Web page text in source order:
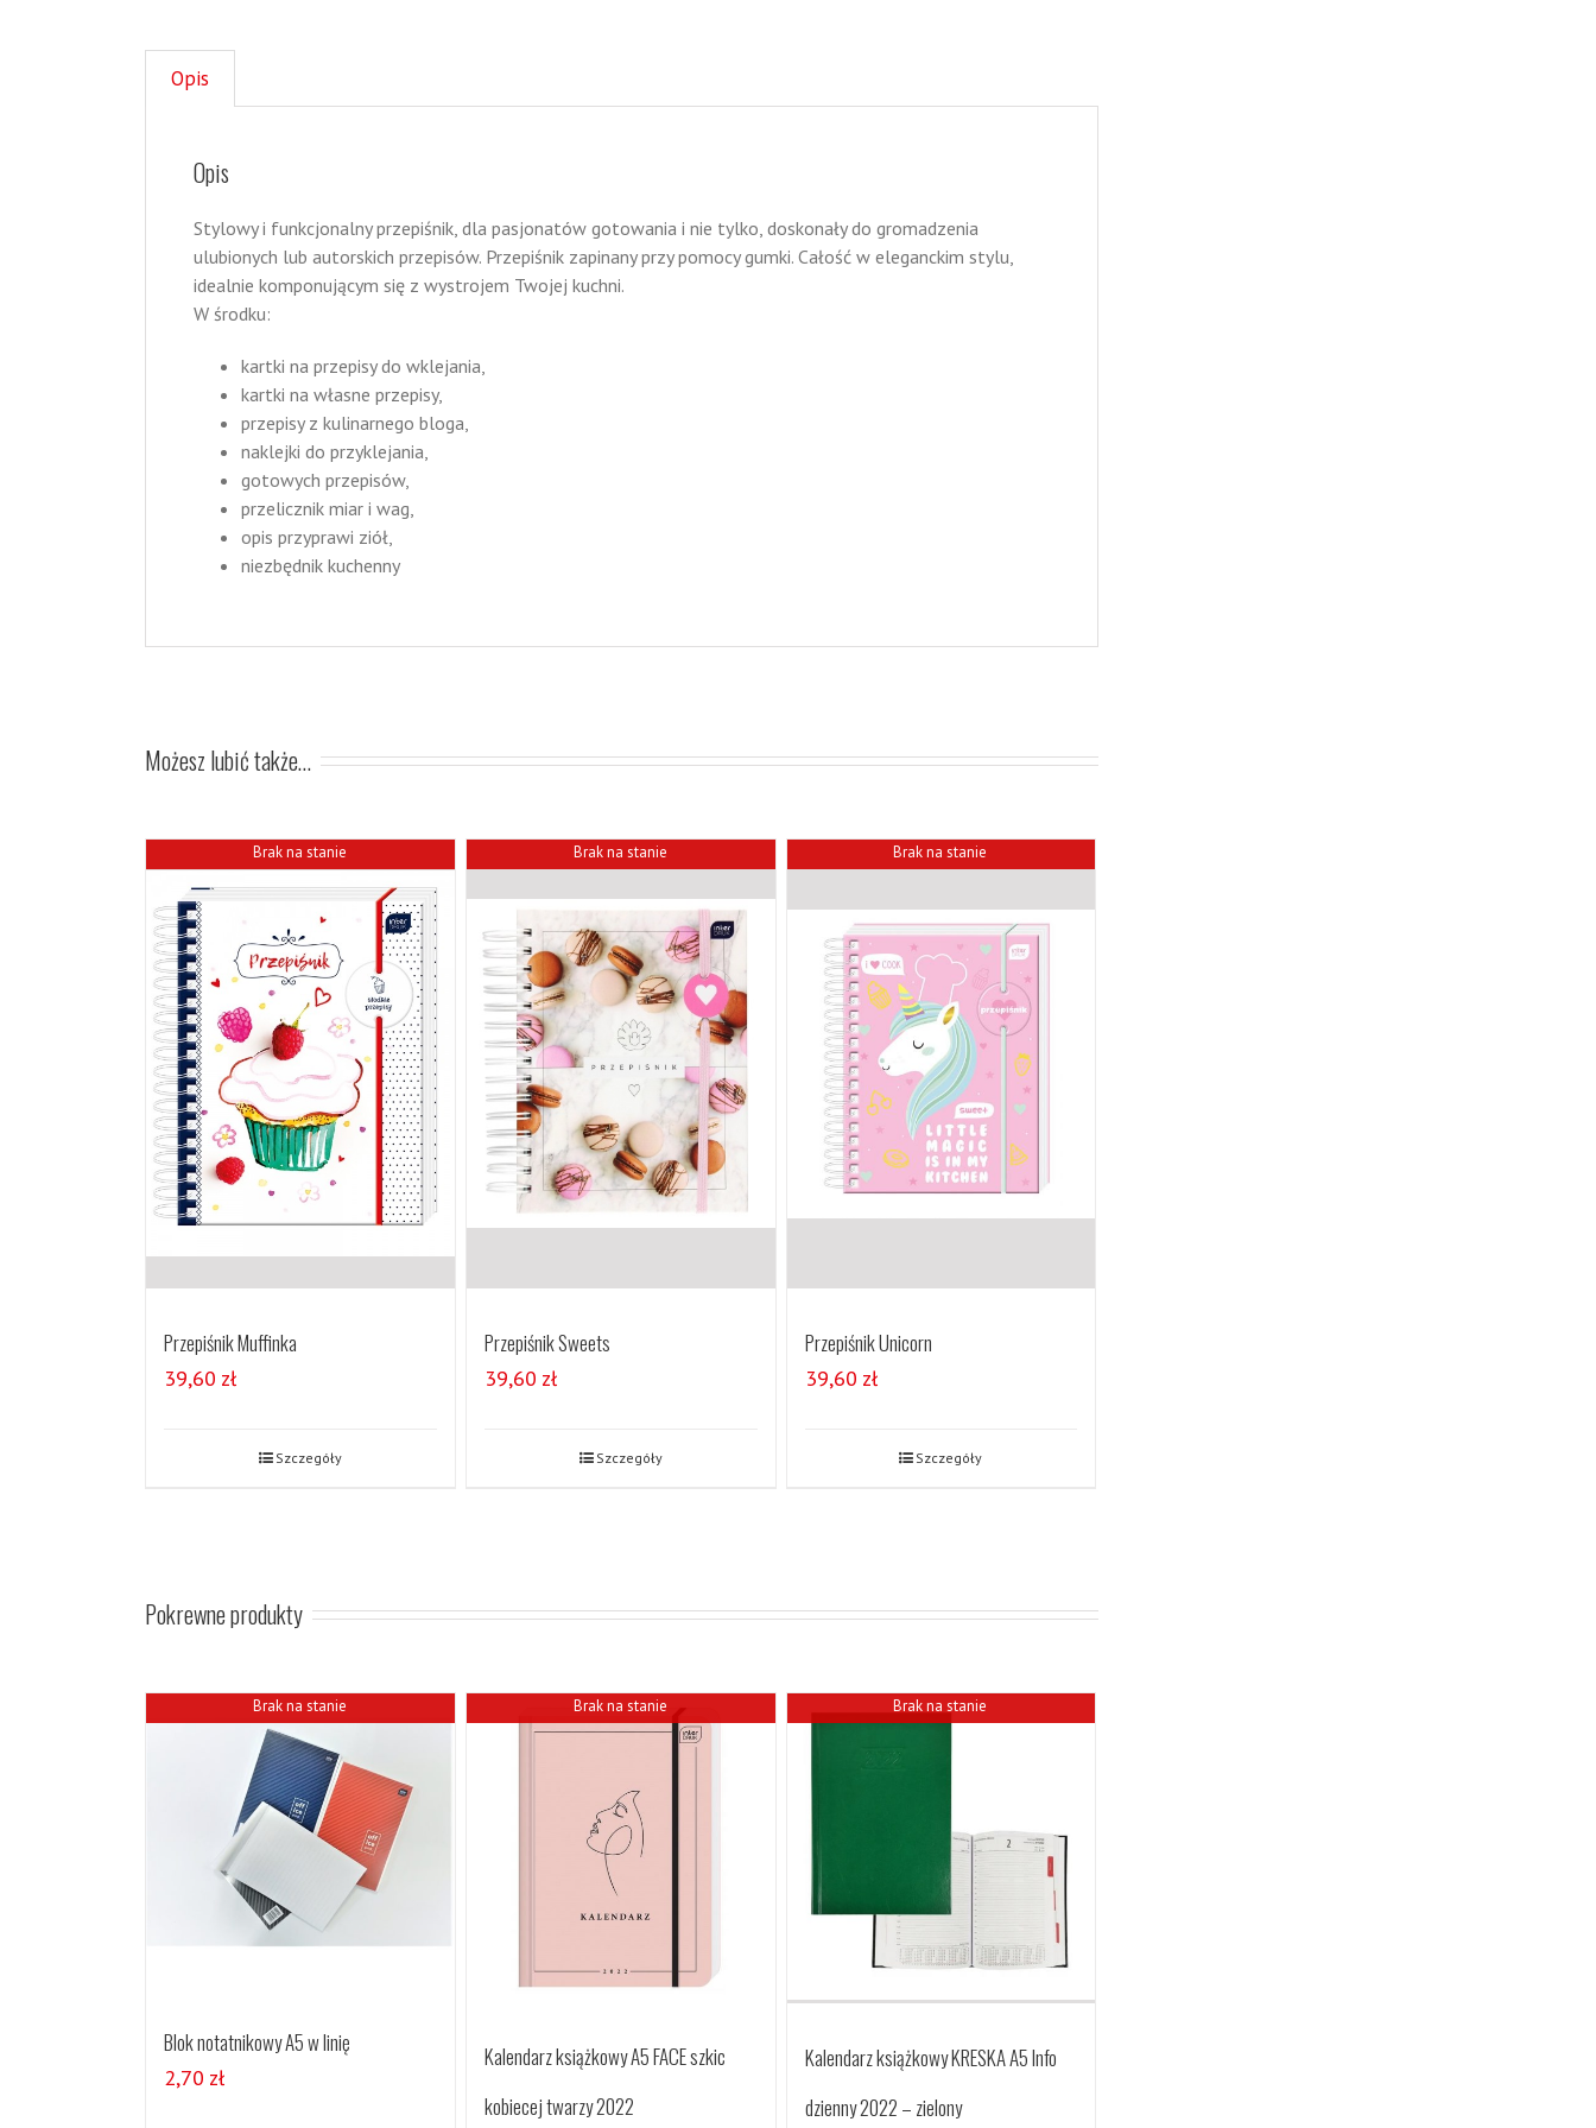
Opis
Opis
Stylowy i funkcjonalny przepiśnik, dla pasjonatów gotowania i nie tylko, doskonały do gromadzenia
ulubionych lub autorskich przepisów. Przepiśnik zapinany przy pomocy gumki. Całość w eleganckim stylu,
idealnie komponującym się z wystrojem Twojej kuchni.
W środku:
kartki na przepisy do wklejania,
kartki na własne przepisy,
przepisy z kulinarnego bloga,
naklejki do przyklejania,
gotowych przepisów,
przelicznik miar i wag,
opis przyprawi ziół,
niezbędnik kuchenny
Możesz lubić także…
Brak na stanie
Przepiśnik Muffinka
39,60 zł
Szczegóły
Brak na stanie
Przepiśnik Sweets
39,60 zł
Szczegóły
Brak na stanie
Przepiśnik Unicorn
39,60 zł
Szczegóły
Pokrewne produkty
Brak na stanie
Blok notatnikowy A5 w linię
2,70 zł
Brak na stanie
Kalendarz książkowy A5 FACE szkic
kobiecej twarzy 2022
Brak na stanie
Kalendarz książkowy KRESKA A5 Info
dzienny 2022 – zielony